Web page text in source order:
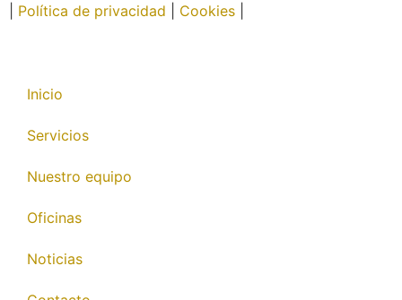
Política de privacidad Cookies
Inicio
Servicios
Nuestro equipo
Oficinas
Noticias